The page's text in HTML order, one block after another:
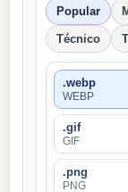
Popular
Técnico
.webp
WEBP
.gif
GIF
.png
PNG